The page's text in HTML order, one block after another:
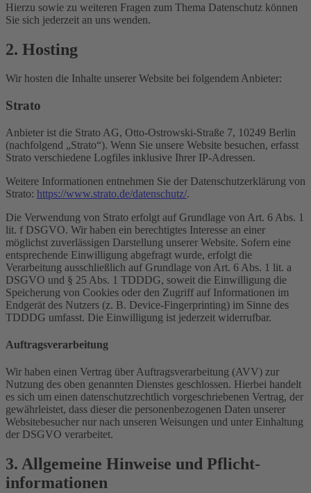
Hierzu sowie zu weiteren Fragen zum Thema Datenschutz können
Sie sich jederzeit an uns wenden.
2. Hosting
Wir hosten die Inhalte unserer Website bei folgendem Anbieter:
Strato
Anbieter ist die Strato AG, Otto-Ostrowski-Straße 7, 10249 Berlin
(nachfolgend „Strato“). Wenn Sie unsere Website besuchen, erfasst
Strato verschiedene Logfiles inklusive Ihrer IP-Adressen.
Weitere Informationen entnehmen Sie der Datenschutzerklärung von
Strato: https://www.strato.de/datenschutz/.
Die Verwendung von Strato erfolgt auf Grundlage von Art. 6 Abs. 1
lit. f DSGVO. Wir haben ein berechtigtes Interesse an einer
möglichst zuverlässigen Darstellung unserer Website. Sofern eine
entsprechende Einwilligung abgefragt wurde, erfolgt die
Verarbeitung ausschließlich auf Grundlage von Art. 6 Abs. 1 lit. a
DSGVO und § 25 Abs. 1 TDDDG, soweit die Einwilligung die
Speicherung von Cookies oder den Zugriff auf Informationen im
Endgerät des Nutzers (z. B. Device-Fingerprinting) im Sinne des
TDDDG umfasst. Die Einwilligung ist jederzeit widerrufbar.
Auftragsverarbeitung
Wir haben einen Vertrag über Auftragsverarbeitung (AVV) zur
Nutzung des oben genannten Dienstes geschlossen. Hierbei handelt
es sich um einen datenschutzrechtlich vorgeschriebenen Vertrag, der
gewährleistet, dass dieser die personenbezogenen Daten unserer
Websitebesucher nur nach unseren Weisungen und unter Einhaltung
der DSGVO verarbeitet.
3. Allgemeine Hinweise und Pflicht­
informationen